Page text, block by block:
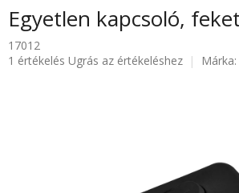
Egyetlen kapcsoló,
17012
A1 értékelés Ugrás az értékeléshez Márka: